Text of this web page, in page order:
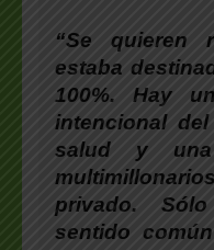
“Se quieren
estaba
100%. Hay
intencional
salud y una
privado.
sentido